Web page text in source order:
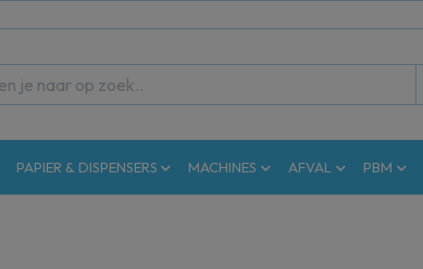
PAPIER & DISPENSERS MACHINES AFVAL PBM